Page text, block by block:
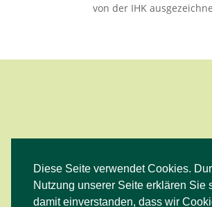
Diese Seite verwendet Cookies.
Nutzung unserer Seite erklären Sie
damit einverstanden, dass wir
von der IHK
Facebook
Instagram
YouTube